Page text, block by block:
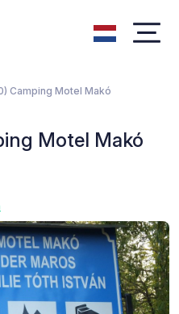
Camping Motel Makó
Motel Makó